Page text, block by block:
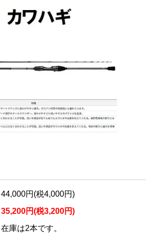
44,000円(税4,000円)
35,200円(税3,200円)
在庫は2本です。